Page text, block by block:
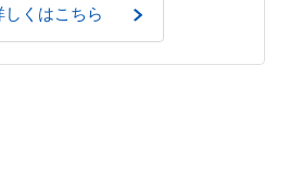
しくはこちら